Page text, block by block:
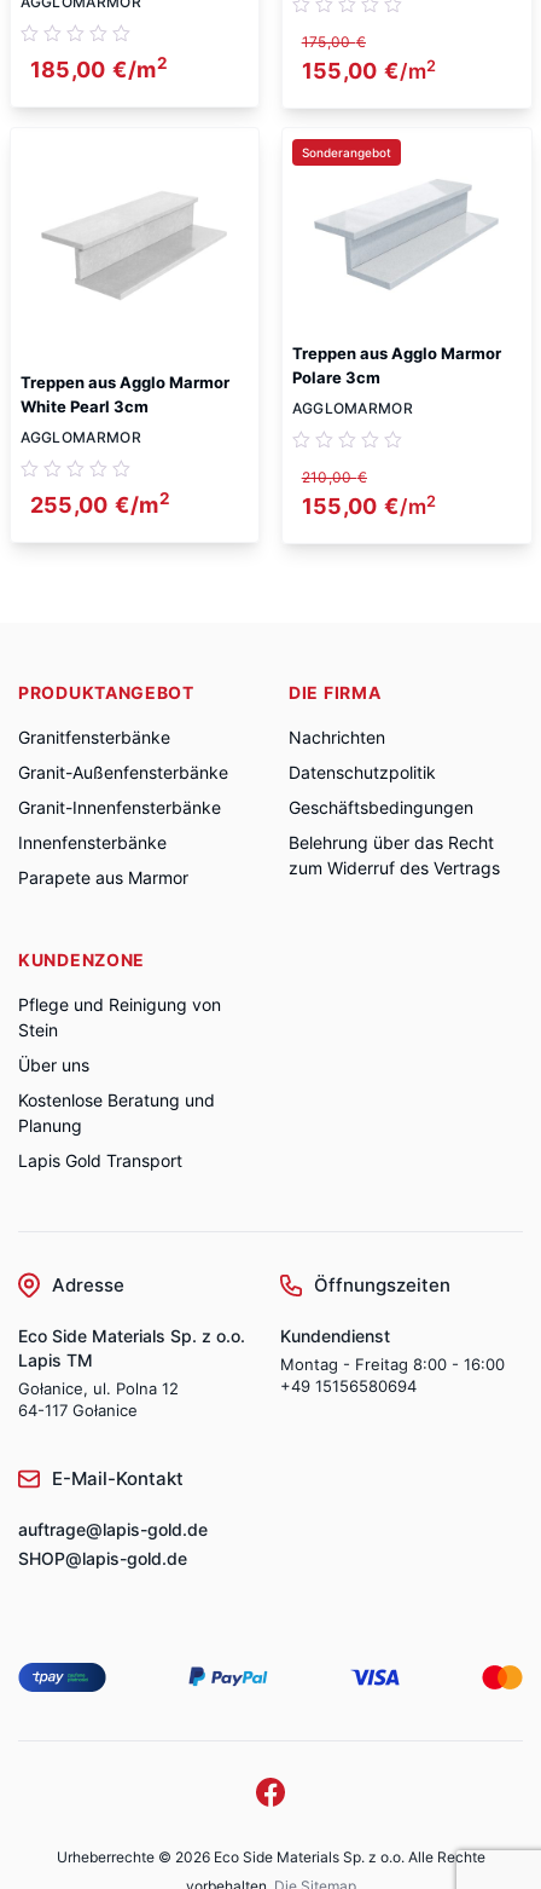
185,00 €/m2
175,00€
Ursprünglicher Preis
155,00 €Aktueller
/m2
Treppen aus Agglo Marmor
White Pearl 3cm
AGGLOMARMOR
255,00 €/m2
Sonderangebot
Treppen aus Agglo Marmor
Polare 3cm
AGGLOMARMOR
210,00€
Ursprünglicher Preis
155,00 €Aktueller
/m2
PRODUKTANGEBOT
Granitfensterbänke
Granit-Außenfensterbänke
Granit-Innenfensterbänke
Innenfensterbänke
Parapete aus Marmor
DIE FIRMA
Nachrichten
Datenschutzpolitik
Geschäftsbedingungen
Belehrung über das Recht
zum Widerruf des Vertrags
KUNDENZONE
Pflege und Reinigung von
Stein
Über uns
Kostenlose Beratung und
Planung
Lapis Gold Transport
Adresse
Eco Side Materials Sp. z o.o.
Lapis TM
Gołanice, ul. Polna 12
64-117 Gołanice
Öffnungszeiten
Kundendienst
Montag - Freitag 8:00 - 16:00
+49 15156580694
E-Mail-Kontakt
auftrage@lapis-gold.de
SHOP@lapis-gold.de
Urheberrechte © 2026 Eco Side Materials Sp. z o.o. Alle Rechte